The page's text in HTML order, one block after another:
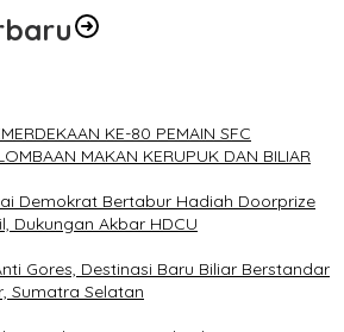
KE-80 PEMAIN SFC
MAKAN KERUPUK DAN BILIAR
Demokrat Bertabur Hadiah Doorprize
Dukungan Akbar HDCU
Gores, Destinasi Baru Biliar Berstandar
Sumatra Selatan